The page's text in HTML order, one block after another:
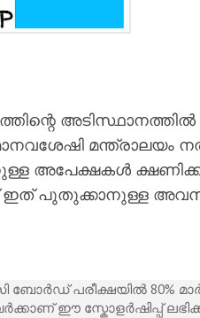
മന്ത്രാലയം
അപേക്ഷകൾ
ഇത് പുതുക്കാനുള്ള
പരീക്ഷയിൽ 80%
ഈ സ്കോളർഷിപ്പ്